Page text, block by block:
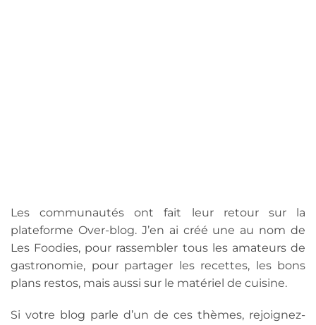
Les communautés ont fait leur retour sur la
plateforme Over-blog. J’en ai créé une au nom de
Les Foodies, pour rassembler tous les amateurs de
gastronomie, pour partager les recettes, les bons
plans restos, mais aussi sur le matériel de cuisine.
Si votre blog parle d’un de ces thèmes, rejoignez-